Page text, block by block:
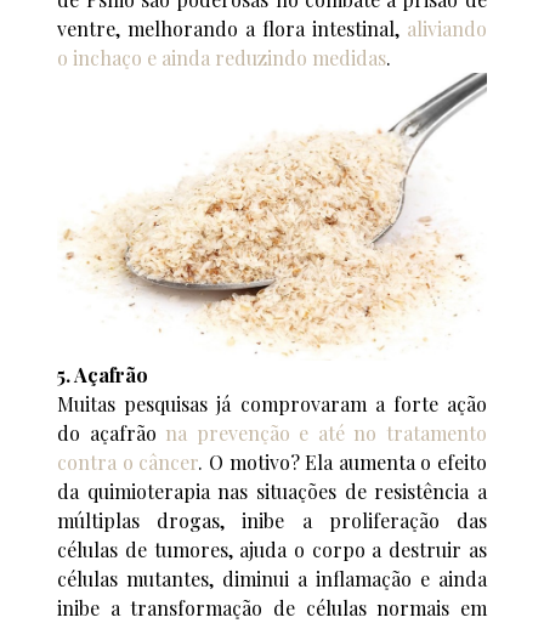
ventre, melhorando a flora intestinal, aliviando
o inchaço e ainda reduzindo medidas.
5. Açafrão
Muitas pesquisas já comprovaram a forte ação
do açafrão na prevenção e até no tratamento
contra o câncer. O motivo? Ela aumenta o efeito
da quimioterapia nas situações de resistência a
múltiplas drogas, inibe a proliferação das
células de tumores, ajuda o corpo a destruir as
células mutantes, diminui a inflamação e ainda
inibe a transformação de células normais em